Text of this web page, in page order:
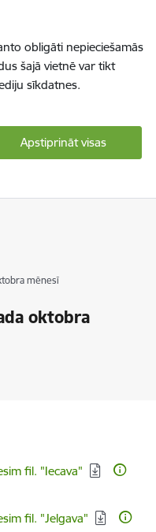
obligāti nepieciešamās
šajā vietnē var tikt
sīkdatnes.
Apstiprināt visas
mēnesī
oktobra
fil. "Iecava"
fil. "Jelgava"